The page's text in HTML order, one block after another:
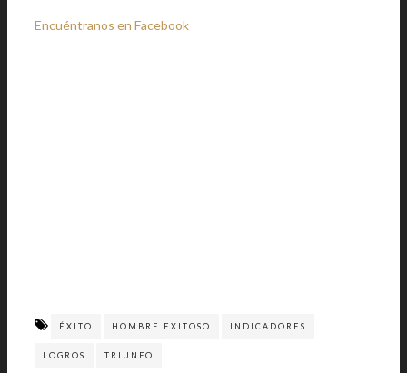
Encuéntranos en Facebook
ÉXITO HOMBRE EXITOSO INDICADORES
LOGROS TRIUNFO